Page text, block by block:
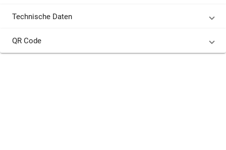
Technische Daten
QR Code